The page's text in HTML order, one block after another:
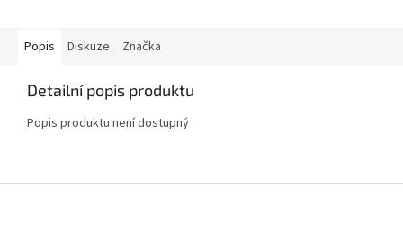
Popis Diskuze Značka
Detailní popis produktu
Popis produktu není dostupný